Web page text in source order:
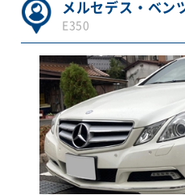
メルセデス・ベン
E350